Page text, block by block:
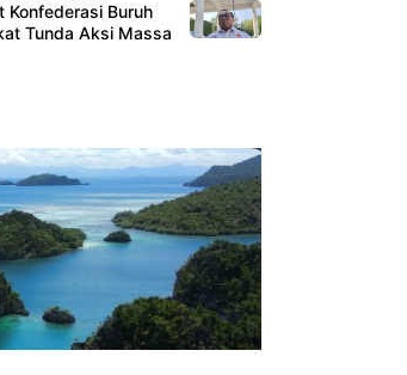
Konfederasi Buruh
Tunda Aksi Massa